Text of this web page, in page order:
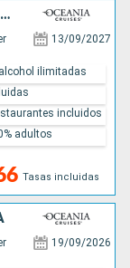
CANADÁ, ESTADOS UNIDOS, JAPÓN, COREA DEL SUR
13/09/2027
Tasas incluidas
ilimitadas
incluidos
adultos
19/09/2026